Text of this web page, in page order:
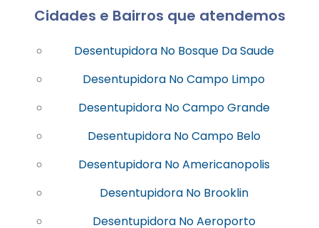
Cidades e Bairros que atendemos
Desentupidora No Bosque Da Saude
Desentupidora No Campo Limpo
Desentupidora No Campo Grande
Desentupidora No Campo Belo
Desentupidora No Americanopolis
Desentupidora No Brooklin
Desentupidora No Aeroporto